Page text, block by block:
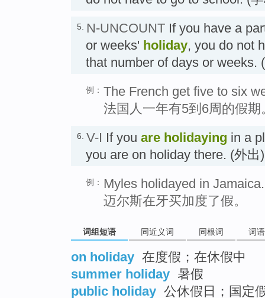
5. N-UNCOUNT If you have a
or weeks' holiday, you do not
that number of days or weeks.
例： The French get five to six
法国人一年有5到6周的假期
6. V-I If you are holidaying in a
you are on holiday there. (外
例： Myles holidayed in Jamaica.
迈尔斯在牙买加度了假。
词组短语 同近义词 同根词 词
on holiday 在度假；在休假中
summer holiday 暑假
public holiday 公休假日；国定